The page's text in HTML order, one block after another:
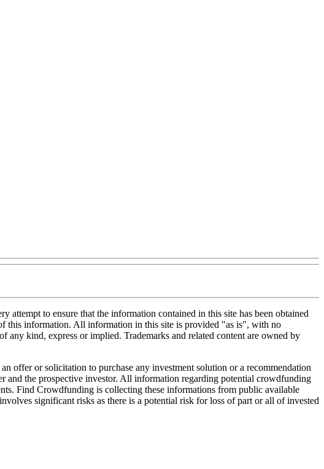
attempt to ensure that the information contained in this site has been obtained
this information. All information in this site is provided "as is", with no
any kind, express or implied. Trademarks and related content are owned by
offer or solicitation to purchase any investment solution or a recommendation
and the prospective investor. All information regarding potential crowdfunding
Find Crowdfunding is collecting these informations from public available
significant risks as there is a potential risk for loss of part or all of invested